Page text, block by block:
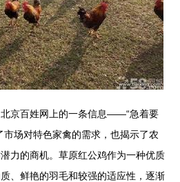
京百姓网上的一条信息——“急着要
市场对特色家禽的需求，也揭示了农
力的商机。草原红公鸡作为一种优质
、鲜艳的羽毛和较强的适应性，逐渐